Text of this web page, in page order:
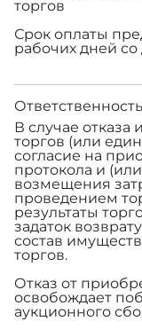
торгов
Срок оплаты
рабочих дней
Ответственность
В случае отказа
торгов (или
согласие на
протокола и
возмещения
проведением
результаты
задаток
состав
торгов.
Отказ от
освобождает
аукционного